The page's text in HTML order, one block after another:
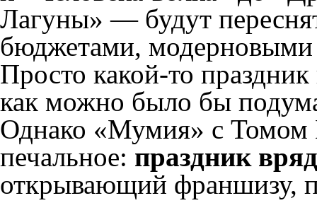
Лагуны» — будут
бюджетами, модерновыми
Просто какой-то
как можно было бы
Однако «Мумия» с Томом
печальное: праздник
открывающий франшизу,